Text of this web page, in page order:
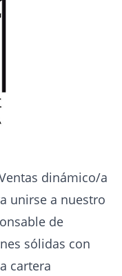
dinámico/a
unirse a nuestro
de
sólidas con
cartera